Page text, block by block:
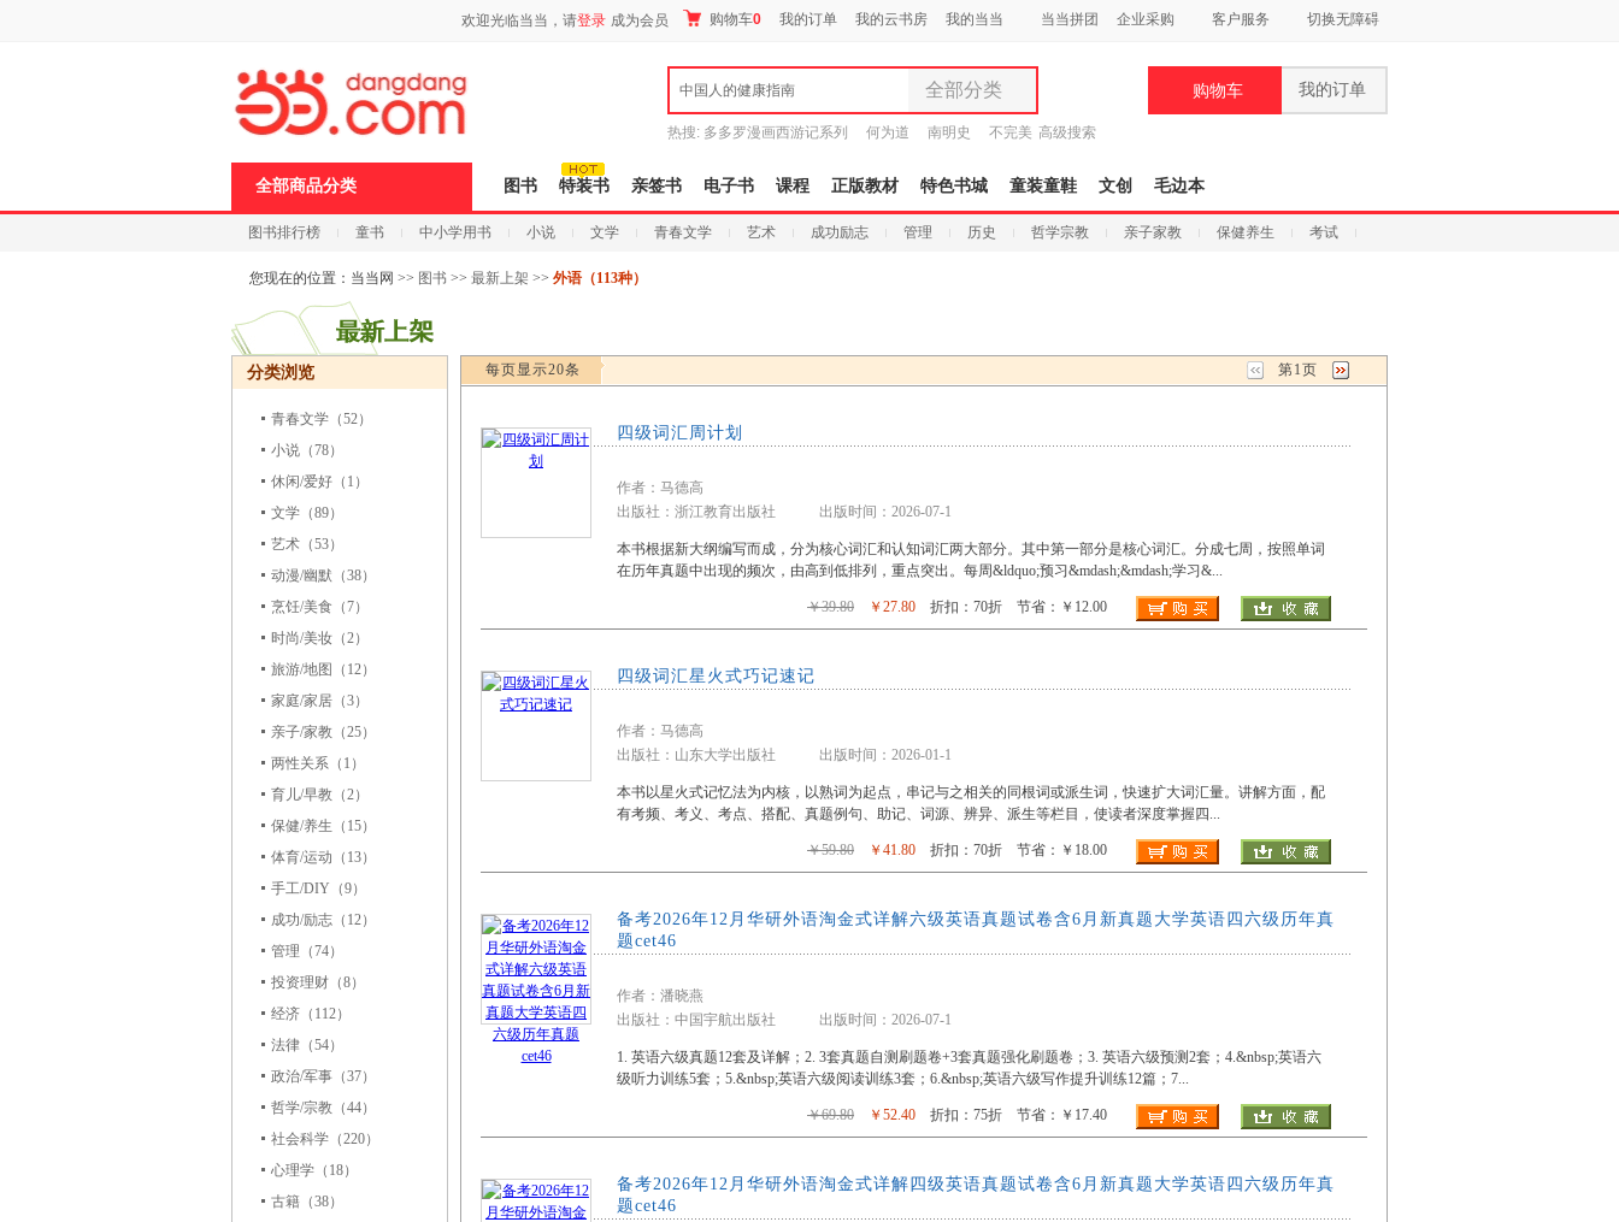
欢迎光临当当，请登录 成为会员 购物车0 我的订单 我的云书房 我的当当 当当拼团 企业采购 客户服务 切换无障碍
中国人的健康指南 全部分类
全部分类
图书
电子书
音像
玩具
孕婴服饰
家居日用
服装
箱包皮具
运动户外
电脑办公
大家电
家用电器
热搜: 多多罗漫画西游记系列 何为道 南明史
不完美 高级搜索
购物车 我的订单
全部商品分类 图书 特装书 亲签书 电子书 课程 正版教材 特色书城 童装童鞋 文创 毛边本
图书排行榜 童书 中小学用书 小说 文学 青春文学 艺术 成功励志 管理 历史 哲学宗教 亲子家教 保健养生 考试
科技 进口原版 电子书
您现在的位置： 当当网 >> 图书 >> 最新上架 >> 外语（113种）
分类浏览
青春文学 （52）
小说 （78）
休闲/爱好 （1）
文学 （89）
艺术 （53）
动漫/幽默 （38）
烹饪/美食 （7）
时尚/美妆 （2）
旅游/地图
（12）
家庭/家居 （3）
亲子/家教 （25）
两性关系 （1）
育儿/早教 （2）
保健/养生 （15）
体育/运动 （13）
手工/DIY （9）
成功/励志 （12）
管理 （74）
投资理财 （8）
经济 （112）
法律 （54）
政治/军事 （37）
哲学/宗教 （44）
社会科学 （220）
心理学 （18）
古籍 （38）
每页显示20条 第1页
四级词汇周计划
作者：马德高
出版社：浙江教育出版社 出版时间：2026-07-1
本书根据新大纲编写而成，分为核心词汇和认知词汇两大部分。其中第一部分是核心词汇。分成七周，按照单词
在历年真题中出现的频次，由高到低排列，重点突出。每周&ldquo;预习&mdash;&mdash;学习&...
￥39.80 ￥27.80 折扣：70折 节省：￥12.00
四级词汇星火式巧记速记
作者：马德高
出版社：山东大学出版社 出版时间：2026-01-1
本书以星火式记忆法为内核，以熟词为起点，串记与之相关的同根词或派生词，快速扩大词汇量。讲解方面，配
有考频、考义、考点、搭配、真题例句、助记、词源、辨异、派生等栏目，使读者深度掌握四 ...
￥59.80 ￥41.80 折扣：70折 节省：￥18.00
备考2026年12月华研外语淘金式详解六级英语真题试卷含6月新真题大学英语四六级历年真
题cet46
作者：潘晓燕
出版社：中国宇航出版社 出版时间：2026-07-1
1. 英语六级真题12套及详解；2. 3套真题自测刷题卷+3套真题强化刷题卷；3. 英语六级预测2套；4.&nbsp;英语六
级听力训练5套；5.&nbsp;英语六级阅读训练3套；6.&nbsp;英语六级写作提升训练12篇；7...
￥69.80 ￥52.40 折扣：75折 节省：￥17.40
备考2026年12月华研外语淘金式详解四级英语真题试卷含6月新真题大学英语四六级历年真
题cet46
页